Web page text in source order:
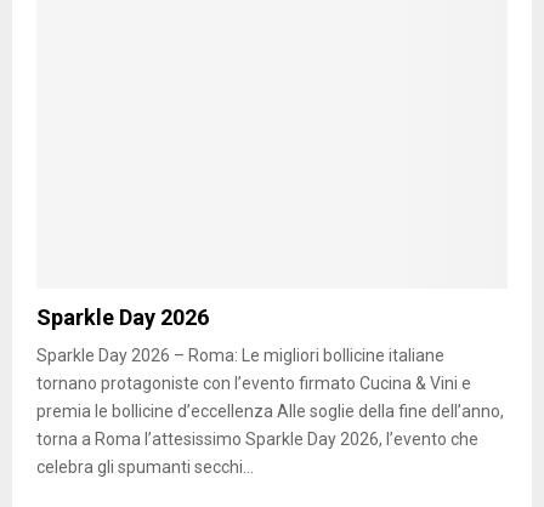
Sparkle Day 2026
Sparkle Day 2026 – Roma: Le migliori bollicine italiane
tornano protagoniste con l’evento firmato Cucina & Vini e
premia le bollicine d’eccellenza Alle soglie della fine dell’anno,
torna a Roma l’attesissimo Sparkle Day 2026, l’evento che
celebra gli spumanti secchi...